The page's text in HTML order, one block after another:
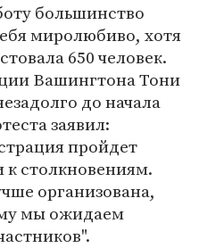
большинство
миролюбиво, хотя
650 человек.
Вашингтона Тони
до начала
заявил:
пройдет
столкновениям.
организована,
мы ожидаем